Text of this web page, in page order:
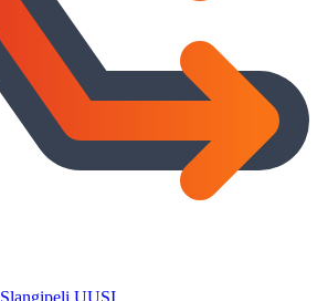
Slangipeli UUSI